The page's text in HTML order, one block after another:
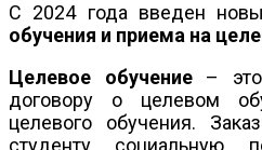
С 2024 года введен
обучения и приема на
Целевое обучение– это
договору о целевом
целевого обучения.
студенту социальную